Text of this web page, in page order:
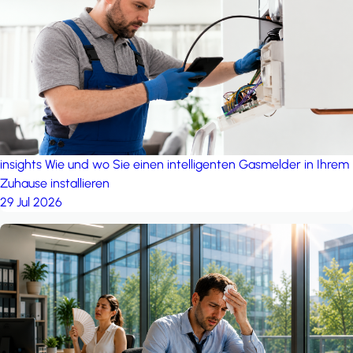
insights Wie und wo Sie einen intelligenten Gasmelder in Ihrem
Zuhause installieren
29 Jul 2026